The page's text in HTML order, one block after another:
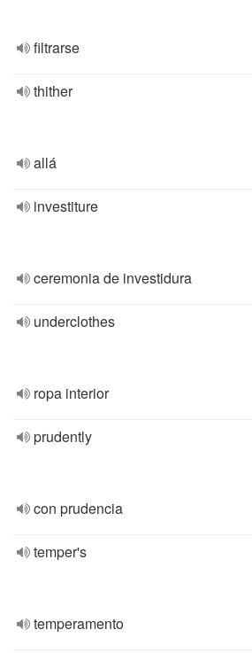
filtrarse
thither
allá
investiture
ceremonia de investidura
underclothes
ropa interior
prudently
con prudencia
temper's
temperamento